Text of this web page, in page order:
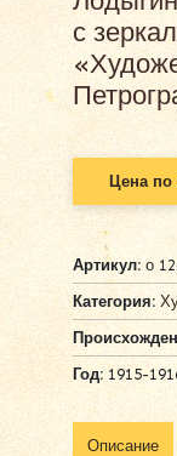
с
Цена по
Артикул:о
Категория:
Год:1915-
Описание